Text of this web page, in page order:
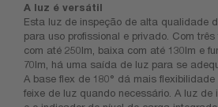
A luz é versátil
Esta luz de inspeção de alta qualidade
para uso profissional e privado. Com
com até 250lm, baixa com até 130lm e
70lm, há uma saída de luz para se
A base flex de 180° dá mais
feixe de luz quando necessário. A luz de